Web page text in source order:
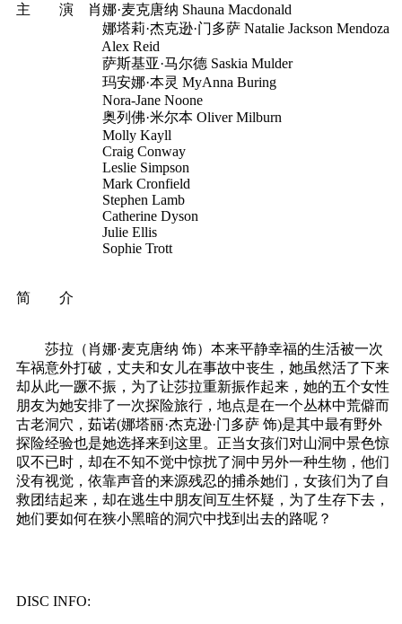
主 演 肖娜·麦克唐纳 Shauna Macdonald
娜塔莉·杰克逊·门多萨 Natalie Jackson Mendoza
Alex Reid
萨斯基亚·马尔德 Saskia Mulder
玛安娜·本灵 MyAnna Buring
Nora-Jane Noone
奥列佛·米尔本 Oliver Milburn
Molly Kayll
Craig Conway
Leslie Simpson
Mark Cronfield
Stephen Lamb
Catherine Dyson
Julie Ellis
Sophie Trott
简 介
莎拉（肖娜·麦克唐纳 饰）本来平静幸福的生活被一次
车祸意外打破，丈夫和女儿在事故中丧生，她虽然活了下来
却从此一蹶不振，为了让莎拉重新振作起来，她的五个女性
朋友为她安排了一次探险旅行，地点是在一个丛林中荒僻而
古老洞穴，茹诺(娜塔丽·杰克逊·门多萨 饰)是其中最有野外
探险经验也是她选择来到这里。正当女孩们对山洞中景色惊
叹不已时，却在不知不觉中惊扰了洞中另外一种生物，他们
没有视觉，依靠声音的来源残忍的捕杀她们，女孩们为了自
救团结起来，却在逃生中朋友间互生怀疑，为了生存下去，
她们要如何在狭小黑暗的洞穴中找到出去的路呢？
DISC INFO: